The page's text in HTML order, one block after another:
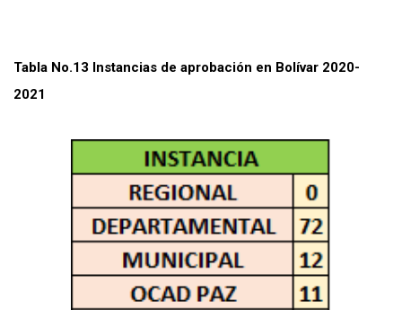
Tabla No.13 Instancias de aprobación en Bolívar 2020-
2021